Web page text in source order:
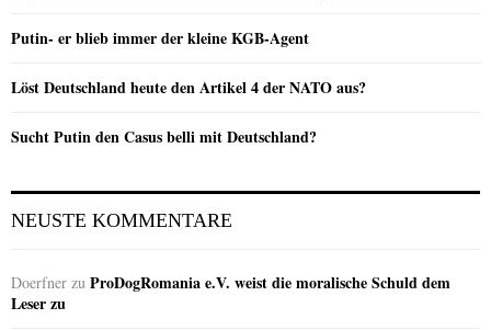
Putin- er blieb immer der kleine KGB-Agent
Löst Deutschland heute den Artikel 4 der NATO aus?
Sucht Putin den Casus belli mit Deutschland?
NEUSTE KOMMENTARE
Doerfner zu ProDogRomania e.V. weist die moralische Schuld dem
Leser zu